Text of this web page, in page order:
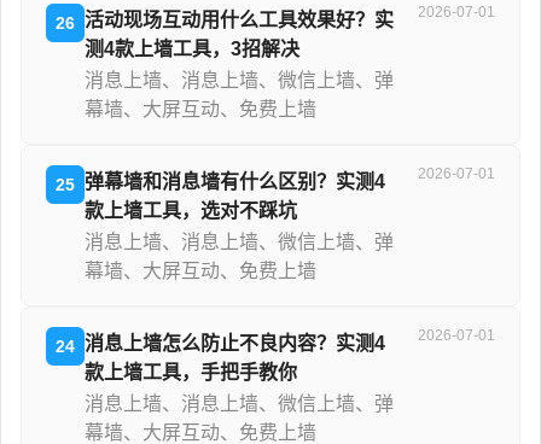
26 活动现场互动用什么工具效果好？实
测4款上墙工具，3招解决
消息上墙、消息上墙、微信上墙、弹
幕墙、大屏互动、免费上墙
2026-07-01
25 弹幕墙和消息墙有什么区别？实测4
款上墙工具，选对不踩坑
消息上墙、消息上墙、微信上墙、弹
幕墙、大屏互动、免费上墙
2026-07-01
24 消息上墙怎么防止不良内容？实测4
款上墙工具，手把手教你
消息上墙、消息上墙、微信上墙、弹
幕墙、大屏互动、免费上墙
2026-07-01